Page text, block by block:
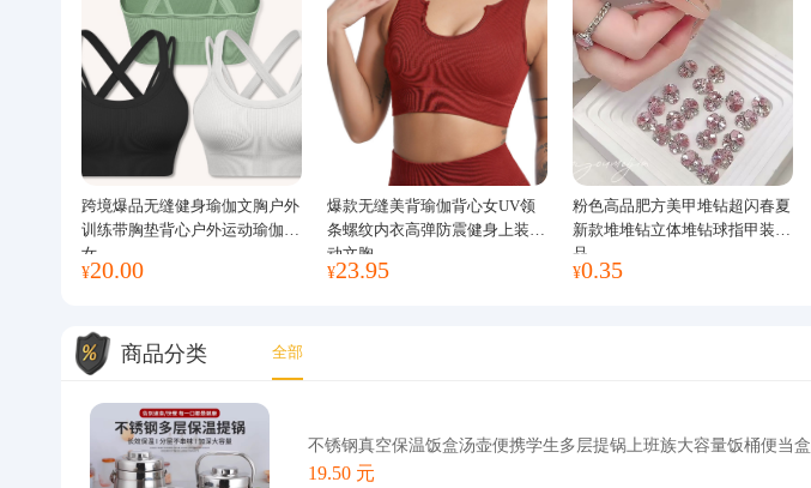
跨境爆品无缝健身瑜伽文胸户外
训练带胸垫背心户外运动瑜伽服
女
¥20.00
爆款无缝美背瑜伽背心女UV领
条螺纹内衣高弹防震健身上装运
动文胸
¥23.95
粉色高品肥方美甲堆钻超闪春夏
新款堆堆钻立体堆钻球指甲装饰
品
¥0.35
商品分类 全部
不锈钢真空保温饭盒汤壶便携学生多层提锅上班族大容量饭桶便当盒
19.50 元